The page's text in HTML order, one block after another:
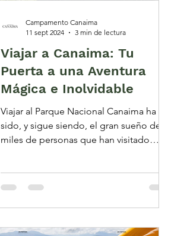
Viajar a Canaima: Tu
Puerta a una Aventura
Mágica e Inolvidable
Viajar al Parque Nacional Canaima ha
sido, y sigue siendo, el gran sueño de
miles de personas que han visitado
Campamento Canaima
11 sept 2024
3 min de lectura